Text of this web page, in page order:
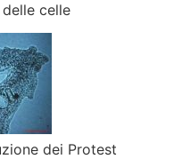
celle
dei Protest